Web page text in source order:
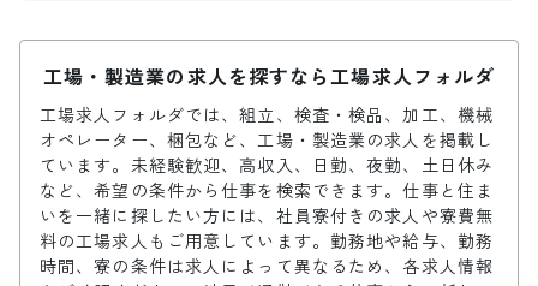
工場・製造業の求人を探すなら工場求人フォルダ
工場求人フォルダでは、組立、検査・検品、加工、機械
オペレーター、梱包など、工場・製造業の求人を掲載し
ています。未経験歓迎、高収入、日勤、夜勤、土日休み
など、希望の条件から仕事を検索できます。仕事と住ま
いを一緒に探したい方には、社員寮付きの求人や寮費無
料の工場求人もご用意しています。勤務地や給与、勤務
時間、寮の条件は求人によって異なるため、各求人情報